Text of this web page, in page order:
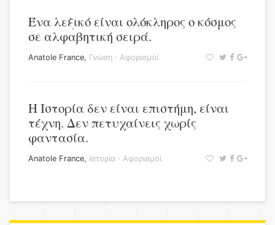
Ένα λεξικό είναι ολόκληρος ο κόσμος
σε αλφαβητική σειρά.
Anatole France, Γνώση · Αφορισμοί
Η Ιστορία δεν είναι επιστήμη, είναι
τέχνη. Δεν πετυχαίνεις χωρίς
φαντασία.
Anatole France, Ιστορία · Αφορισμοί